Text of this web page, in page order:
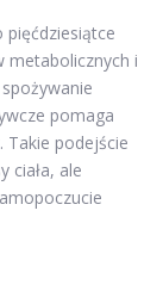
metabolicznych i
pomaga
podejście
ciała, ale